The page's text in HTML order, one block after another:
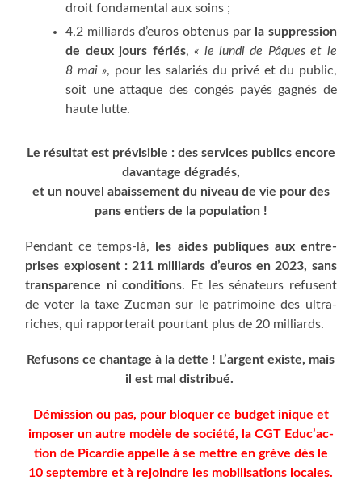
droit fon­da­men­tal aux soins ;
4,2 mil­liards d’euros obte­nus par la sup­pres­sion
de deux jours fériés,« le lun­di de Pâques et le
8 mai », pour les sala­riés du pri­vé et du public,
soit une attaque des congés payés gagnés de
haute lutte.
Le résul­tat est pré­vi­sible : des ser­vices publics encore
davan­tage dégradés,
et un nou­vel abais­se­ment du niveau de vie pour des
pans entiers de la population !
Pen­dant ce temps-là,
les aides publiques aux entre­
prises explosent : 211 mil­liards d’euros en 2023, sans
trans­pa­rence ni condi­tions. Et les séna­teurs refusent
de voter la taxe Zuc­man sur le patri­moine des ultra-
riches, qui rap­por­te­rait pour­tant plus de 20 milliards.
Refu­sons ce chan­tage à la dette ! L’argent existe, mais
il est mal distribué.
Démis­sion ou pas, pour blo­quer ce bud­get inique et
impo­ser un autre modèle de socié­té, la CGT Educ’ac­
tion de Picar­die appelle à se mettre en grève dès le
10 sep­tembre et à rejoindre les mobi­li­sa­tions locales.